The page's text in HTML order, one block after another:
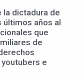
la dictadura de
últimos años al
que
de
e